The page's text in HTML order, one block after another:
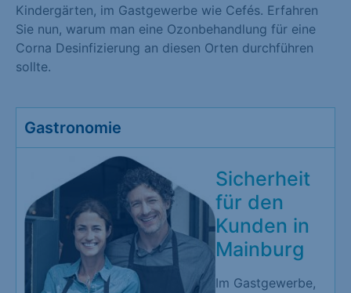
Kindergärten, im Gastgewerbe wie Cefés. Erfahren
Sie nun, warum man eine Ozonbehandlung für eine
Corna Desinfizierung an diesen Orten durchführen
sollte.
Gastronomie
Sicherheit
für den
Kunden in
Mainburg
Im Gastgewerbe,